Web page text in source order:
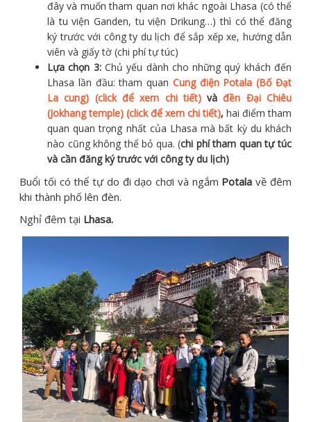
đây và muốn tham quan nơi khác ngoài Lhasa (có thể
là tu viện Ganden, tu viện Drikung…) thì có thể đăng
ký trước với công ty du lịch để sắp xếp xe, hướng dẫn
viên và giấy tờ (chi phí tự túc)
Lựa chọn 3: Chủ yếu dành cho những quý khách đến
Lhasa lần đầu: tham quan Cung điện Potala (Bố Đạt
La cung) (click để xem chi tiết)vàđền Đại Chiêu
(Jokhang temple) (click để xem chi tiết), hai điểm tham
quan quan trọng nhất của Lhasa mà bất kỳ du khách
nào cũng không thể bỏ qua. (chi phí tham quan tự túc
và cần đăng ký trước với công ty du lịch)
Buổi tối có thể tự do đi dạo chơi và ngắm Potalavề đêm
khi thành phố lên đèn.
Nghỉ đêm tại Lhasa.